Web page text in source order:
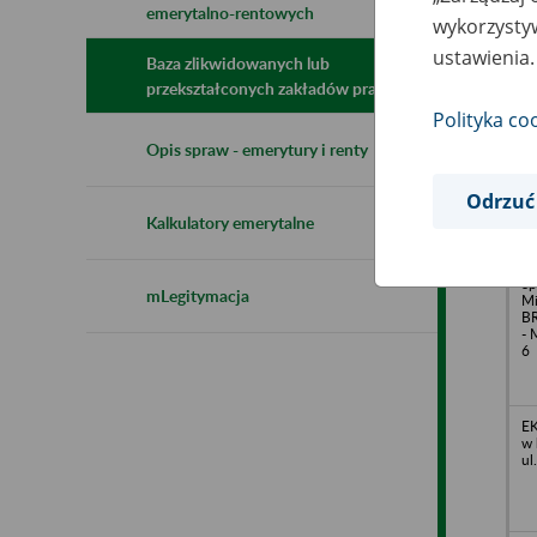
emerytalno-rentowych
Baza zlikwidowanych lub
przekształconych zakładów pracy
Opis spraw - emerytury i renty
Kalkulatory emerytalne
mLegitymacja
-
6
w
Polityka